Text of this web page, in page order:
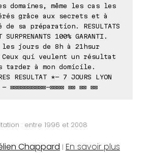
domaines, même les cas les
grâce aux secrets et à
sa préparation. RESULTATS
SURPRENANTS 100% GARANTI.
les jours de 8h à 21hsur
Ceux qui veulent un résultat
tarder à mon domicile.
RESULTAT *- 7 JOURS LYON
- ⊠⊠⊠⊠⊠⊠⊠⊠⊠⊠-⊠⊠⊠⊠ ⊠⊠ ⊠⊠ ⊠⊠
: entre 1996 et 2008
Chappard | En savoir plus